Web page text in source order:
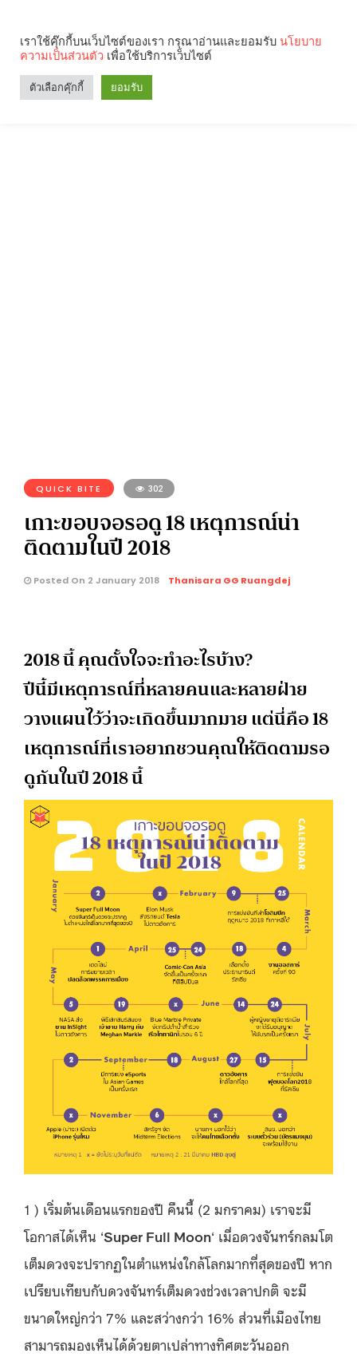
QUICK BITE 302
เกาะขอบจอรอดู 18 เหตุการณ์น่า
ติดตามในปี 2018
Posted On 2 January 2018 Thanisara GG Ruangdej
2018 นี้ คุณตั้งใจจะทำอะไรบ้าง?
ปีนี้มีเหตุการณ์ที่หลายคนและหลายฝ่าย
วางแผนไว้ว่าจะเกิดขึ้นมากมาย แต่นี่คือ 18
เหตุการณ์ที่เราอยากชวนคุณให้ติดตามรอ
ดูกันในปี 2018 นี้
1 ) เริ่มต้นเดือนแรกของปี คืนนี้ (2 มกราคม) เราจะมี
โอกาสได้เห็น ‘Super Full Moon‘ เมื่อดวงจันทร์กลมโต
เต็มดวงจะปรากฏในตำแหน่งใกล้โลกมากที่สุดของปี หาก
เปรียบเทียบกับดวงจันทร์เต็มดวงช่วงเวลาปกติ จะมี
ขนาดใหญ่กว่า 7% และสว่างกว่า 16% ส่วนที่เมืองไทย
สามารถมองเห็นได้ด้วยตาเปล่าทางทิศตะวันออก
เราใช้คุ๊กกี้บนเว็บไซต์ของเรา กรุณาอ่านและยอมรับ นโยบาย
ความเป็นส่วนตัว เพื่อใช้บริการเว็บไซต์
ตัวเลือกคุ๊กกี้ ยอมรับ